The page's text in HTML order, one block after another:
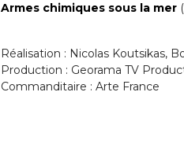
Armes chimiques sous la mer
Réalisation : Nicolas Koutsikas,
Production : Georama TV
Commanditaire : Arte France